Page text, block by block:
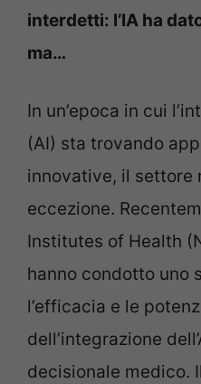
interdetti: l’IA ha
ma…
In un’epoca in cui
(AI) sta trovando
innovative, il settore
eccezione.
Institutes of Health
hanno condotto uno
l’efficacia e le
dell’integrazione
decisionale medico.